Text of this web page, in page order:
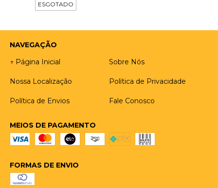
ESGOTADO
NAVEGAÇÃO
↑ Página Inicial
Sobre Nós
Nossa Localização Política de Privacidade
Política de Envios Fale Conosco
MEIOS DE PAGAMENTO
FORMAS DE ENVIO